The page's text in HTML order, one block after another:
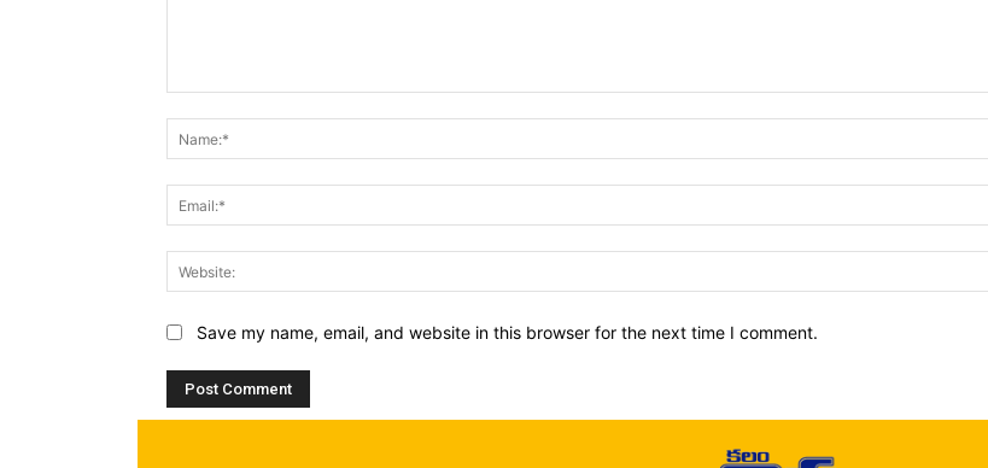
Save my name, email, and website in this browser for the next time I comment.